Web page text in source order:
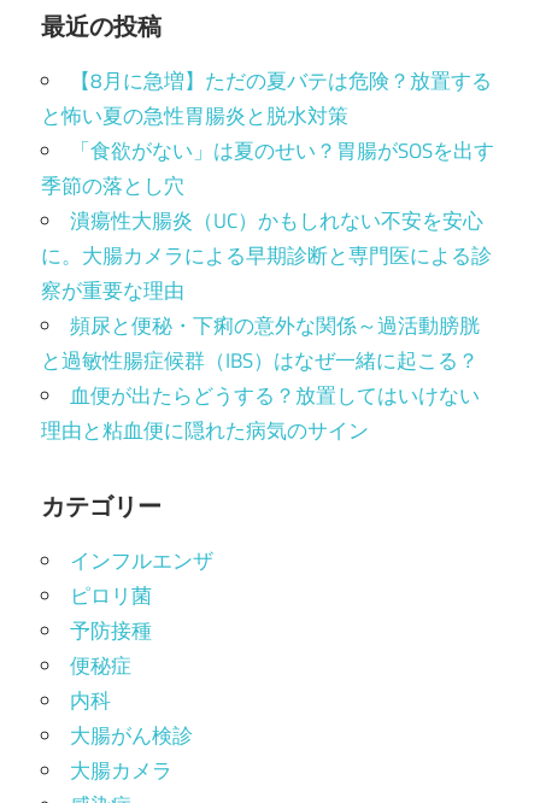
最近の投稿
【8月に急増】ただの夏バテは危険？放置する
と怖い夏の急性胃腸炎と脱水対策
「食欲がない」は夏のせい？胃腸がSOSを出す
季節の落とし穴
潰瘍性大腸炎（UC）かもしれない不安を安心
に。大腸カメラによる早期診断と専門医による診
察が重要な理由
頻尿と便秘・下痢の意外な関係～過活動膀胱
と過敏性腸症候群（IBS）はなぜ一緒に起こる？
血便が出たらどうする？放置してはいけない
理由と粘血便に隠れた病気のサイン
カテゴリー
インフルエンザ
ピロリ菌
予防接種
便秘症
内科
大腸がん検診
大腸カメラ